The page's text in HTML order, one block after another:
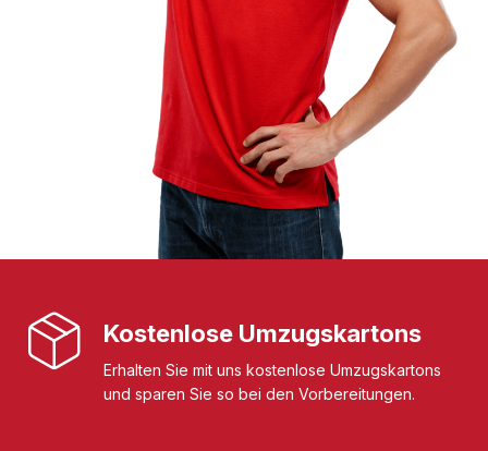
Kostenlose Umzugskartons
Erhalten Sie mit uns kostenlose Umzugskartons
und sparen Sie so bei den Vorbereitungen.